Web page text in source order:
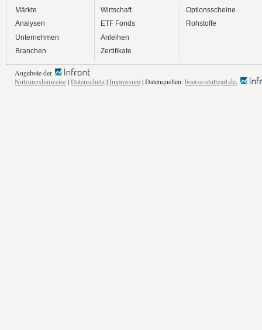
Märkte
Analysen
Unternehmen
Branchen
Wirtschaft
ETF Fonds
Anleihen
Zertifikate
Optionsscheine
Rohstoffe
Angebote der
Nutzungshinweise|Datenschutz|Impressum| Datenquellen:boerse-stuttgart.de,